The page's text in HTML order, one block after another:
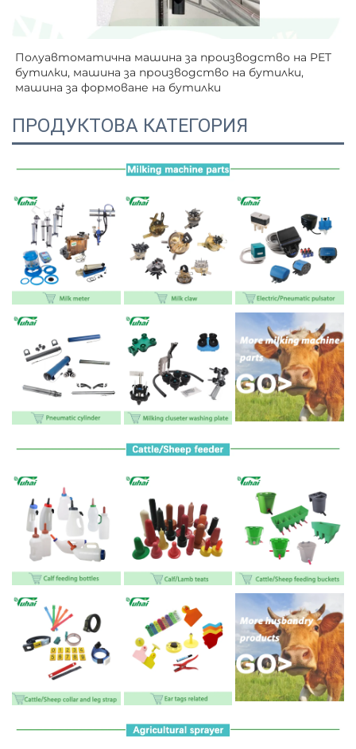
Полуавтоматична машина за производство на PET
бутилки, машина за производство на бутилки,
машина за формоване на бутилки
ПРОДУКТОВА КАТЕГОРИЯ